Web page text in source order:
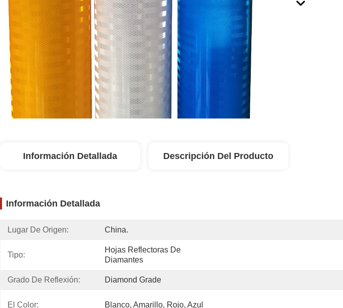
Información Detallada Descripción Del Producto
Información Detallada
Lugar De Origen: China.
Tipo:
Hojas Reflectoras De
Diamantes
Grado De Reflexión: Diamond Grade
El Color: Blanco, Amarillo, Rojo, Azul